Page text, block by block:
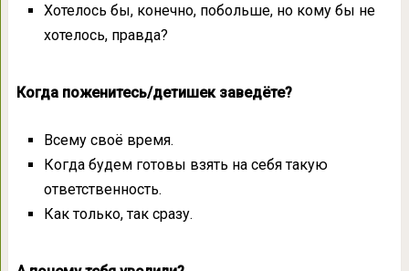
Хотелось бы, конечно, побольше, но кому бы не
хотелось, правда?
Когда поженитесь/детишек заведёте?
Всему своё время.
Когда будем готовы взять на себя такую
ответственность.
Как только, так сразу.